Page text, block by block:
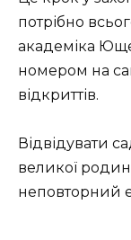
потрібно
академіка
номером на
відкриттів.
Відвідувати
великої
неповторний